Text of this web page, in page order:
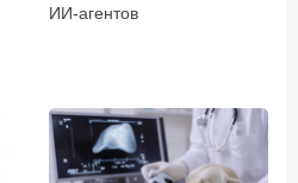
ИИ-агентов